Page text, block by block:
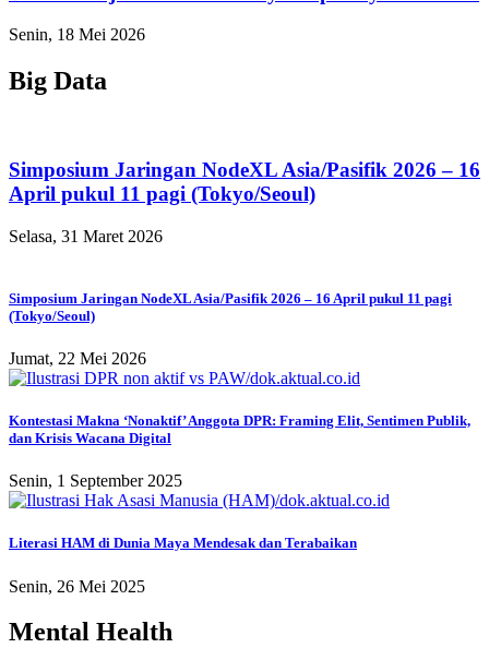
Senin, 18 Mei 2026
Big Data
Simposium Jaringan NodeXL Asia/Pasifik 2026 – 16
April pukul 11 ​​pagi (Tokyo/Seoul)
Selasa, 31 Maret 2026
Simposium Jaringan NodeXL Asia/Pasifik 2026 – 16 April pukul 11 ​​pagi
(Tokyo/Seoul)
Jumat, 22 Mei 2026
Kontestasi Makna ‘Nonaktif’ Anggota DPR: Framing Elit, Sentimen Publik,
dan Krisis Wacana Digital
Senin, 1 September 2025
Literasi HAM di Dunia Maya Mendesak dan Terabaikan
Senin, 26 Mei 2025
Mental Health